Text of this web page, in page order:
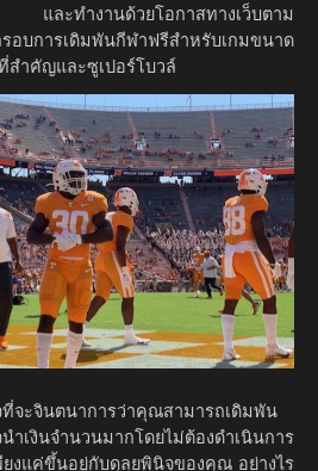
ละทำงานด้วยโอกาสทางเว็บตาม
อบการเดิมพันกีฬาฟรีสำหรับเกมขนาด
สำคัญและซูเปอร์โบวล์
จะจินตนาการว่าคุณสามารถเดิมพัน
ำเงินจำนวนมากโดยไม่ต้องดำเนินการ
งแค่ขึ้นอยู่กับดุลยพินิจของคุณ อย่างไร